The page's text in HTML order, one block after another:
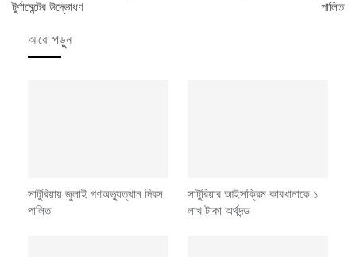
টুর্ণামেন্টের উদ্ভোধণ
পালিত
আরো পড়ুুন
সাটুরিয়ায় জুলাই গণঅভ্যুত্থান দিবস
পালিত
সাটুরিয়ার আইসক্রিম কারখানাকে ১
লাখ টাকা অর্থদন্ড